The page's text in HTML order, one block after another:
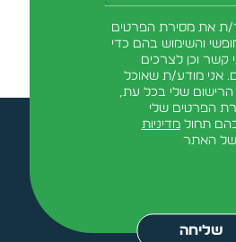
ת את מסירת הפרטים
והשימוש בהם כדי
קשר וכן לצרכים
אני מודע/ת שאוכל
שלי בכל עת,
הפרטים שלי
תחולמדיניות
של האתר
שליחה